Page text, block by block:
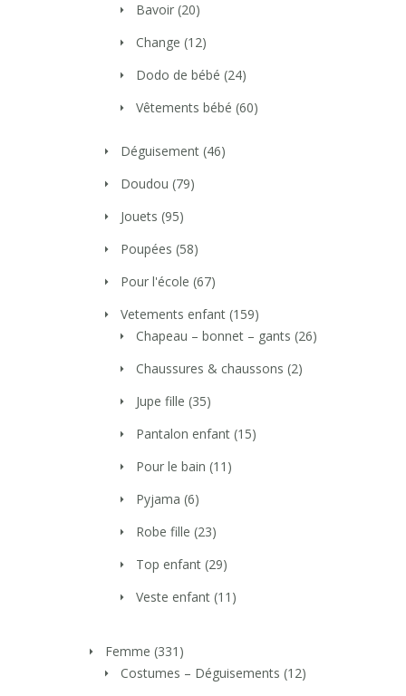
Bavoir (20)
Change (12)
Dodo de bébé (24)
Vêtements bébé (60)
Déguisement (46)
Doudou (79)
Jouets (95)
Poupées (58)
Pour l'école (67)
Vetements enfant (159)
Chapeau – bonnet – gants (26)
Chaussures & chaussons (2)
Jupe fille (35)
Pantalon enfant (15)
Pour le bain (11)
Pyjama (6)
Robe fille (23)
Top enfant (29)
Veste enfant (11)
Femme (331)
Costumes – Déguisements (12)